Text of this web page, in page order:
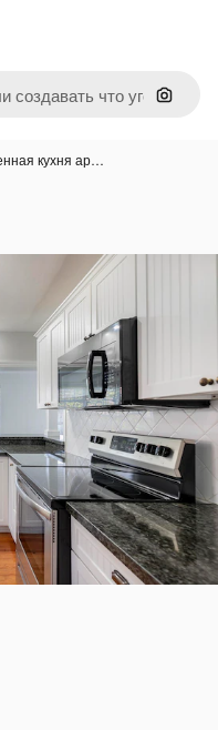
Поиск
кухня ар…